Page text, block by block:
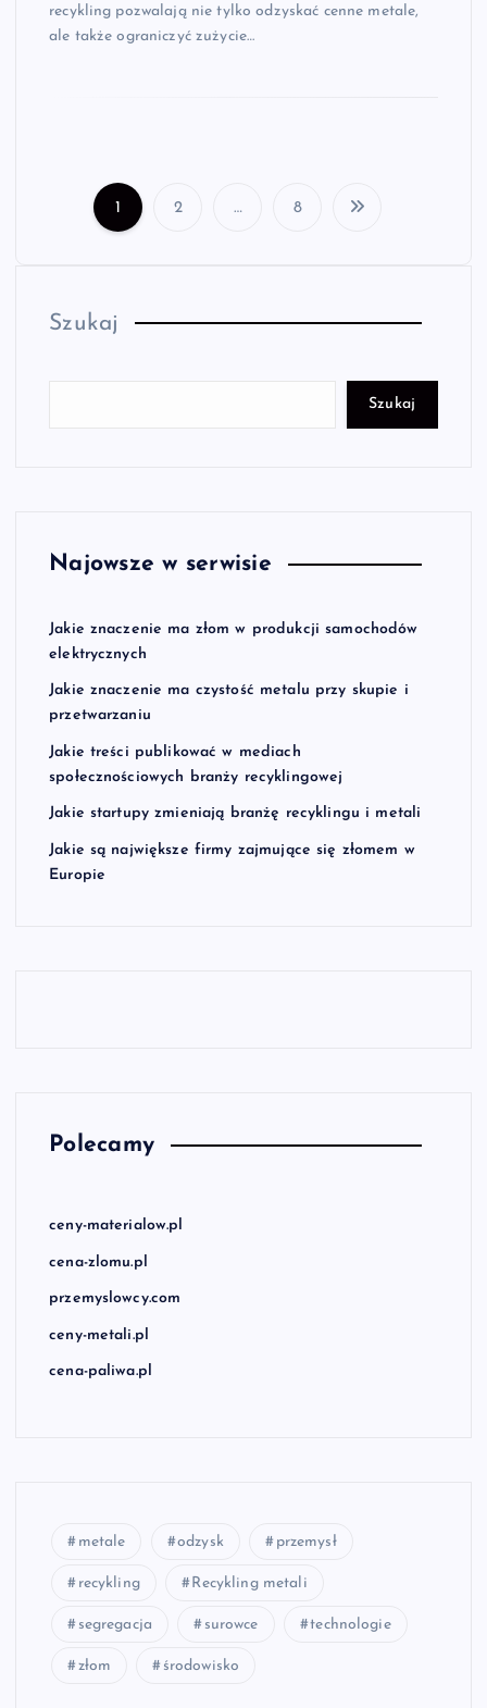
recykling pozwalają nie tylko odzyskać cenne metale,
ale także ograniczyć zużycie…
r
c
n
i
e
ó
1 2 … 8
Szukaj
Szukaj
Najowsze w serwisie
Jakie znaczenie ma złom w produkcji samochodów
elektrycznych
Jakie znaczenie ma czystość metalu przy skupie i
przetwarzaniu
Jakie treści publikować w mediach
społecznościowych branży recyklingowej
Jakie startupy zmieniają branżę recyklingu i metali
Jakie są największe firmy zajmujące się złomem w
Europie
Polecamy
ceny-materialow.pl
cena-zlomu.pl
przemyslowcy.com
ceny-metali.pl
cena-paliwa.pl
metale odzysk przemysł
recykling Recykling metali
segregacja surowce technologie
złom środowisko